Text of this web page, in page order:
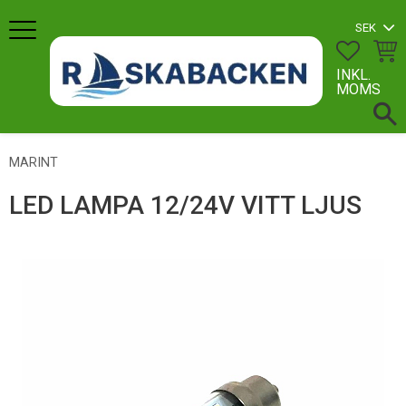
Meny
INKL.
MOMS
MARINT
LED LAMPA 12/24V VITT LJUS